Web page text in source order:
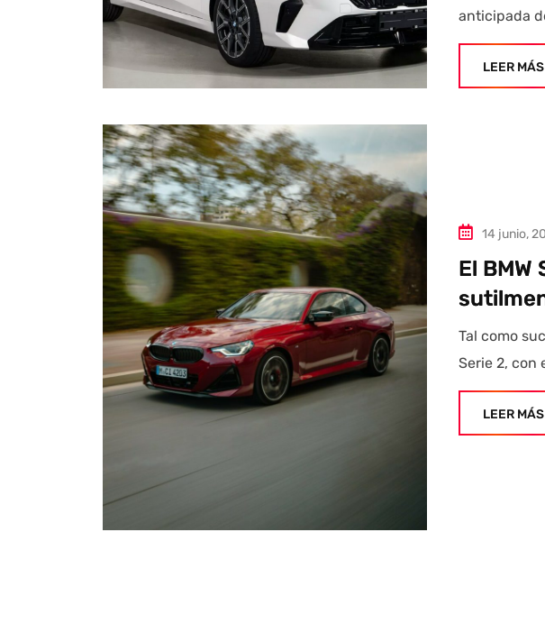
anticipada
LEER MÁS
14 junio,
El
Tal como
Serie 2, con
LEER MÁS